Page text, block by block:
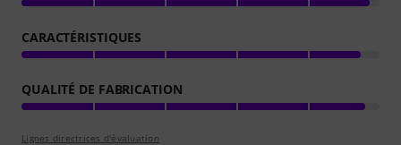
CARACTÉRISTIQUES
QUALITÉ DE FABRICATION
Lignes directrices d'évaluation